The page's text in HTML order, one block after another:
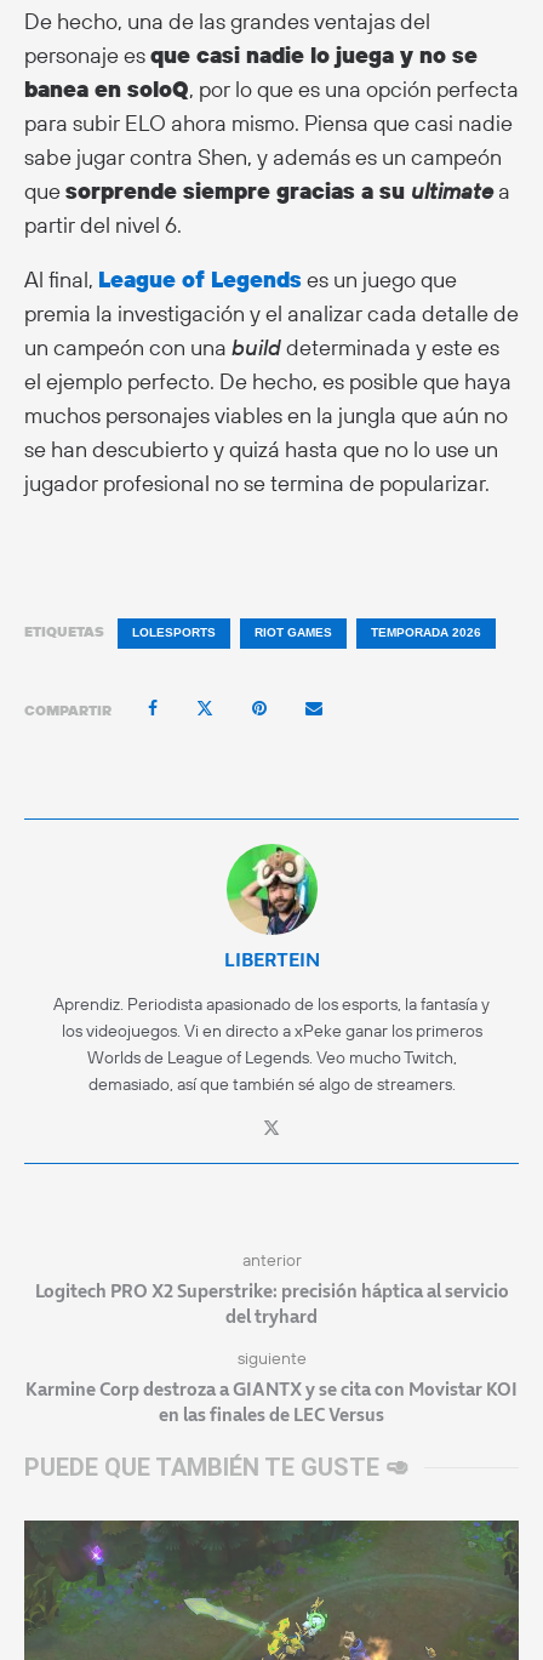
De hecho, una de las grandes ventajas del
personaje esque casi nadie lo juega y no se
banea en soloQ, por lo que es una opción perfecta
para subir ELO ahora mismo. Piensa que casi nadie
sabe jugar contra Shen, y además es un campeón
quesorprende siempre gracias a su ultimatea
partir del nivel 6.
Al final, League of Legendses un juego que
premia la investigación y el analizar cada detalle de
un campeón con una builddeterminada y este es
el ejemplo perfecto. De hecho, es posible que haya
muchos personajes viables en la jungla que aún no
se han descubierto y quizá hasta que no lo use un
jugador profesional no se termina de popularizar.
ETIQUETAS LOLESPORTS RIOT GAMES TEMPORADA 2026
COMPARTIR
LIBERTEIN
Aprendiz. Periodista apasionado de los esports, la fantasía y
los videojuegos. Vi en directo a xPeke ganar los primeros
Worlds de League of Legends. Veo mucho Twitch,
demasiado, así que también sé algo de streamers.
anterior
Logitech PRO X2 Superstrike: precisión háptica al servicio
del tryhard
siguiente
Karmine Corp destroza a GIANTX y se cita con Movistar KOI
en las finales de LEC Versus
PUEDE QUE TAMBIÉN TE GUSTE 🥑